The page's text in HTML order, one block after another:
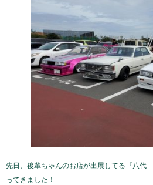
先日、後輩ちゃんのお店が出展してる『八
ってきました！